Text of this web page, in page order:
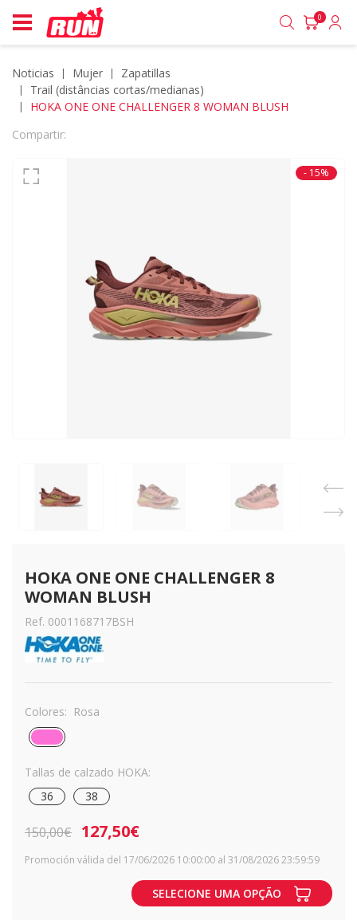
0
Noticias mujer
zapatillas
trail (distâncias cortas/medianas)
HOKA ONE ONE CHALLENGER 8 WOMAN BLUSH
Compartir:
- 15%
HOKA ONE ONE CHALLENGER 8
WOMAN BLUSH
Ref. 0001168717BSH
Colores: Rosa
Tallas de calzado HOKA:
36
38
150,00€ 127,50€
Promoción válida del 17/06/2026 10:00:00 al 31/08/2026 23:59:59
SELECIONE UMA OPÇÃO